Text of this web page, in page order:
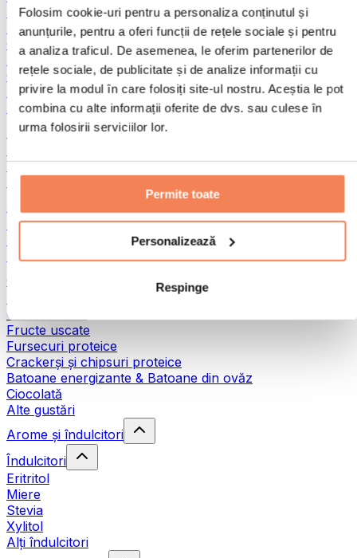
Folosim cookie-uri pentru a personaliza conținutul și
anunțurile, pentru a oferi funcții de rețele sociale și pentru
a analiza traficul. De asemenea, le oferim partenerilor de
rețele sociale, de publicitate și de analize informații cu
privire la modul în care folosiți site-ul nostru. Aceștia le pot
combina cu alte informații oferite de dvs. sau culese în
urma folosirii serviciilor lor.
Permite toate
Personalizează
Respinge
Pește
Alimente gata preparate
Ouă
Pâine și produse de patiserie
Carne
Leguminoase
Alte alimente fitness
Unturi din nuci
Unturi dulci din nuci
Superalimente verzi
Alte superalimente
Gustări proteice
Carne uscată
Fructe uscate
Fursecuri proteice
Crackerși și chipsuri proteice
Batoane energizante & Batoane din ovăz
Ciocolată
Alte gustări
Arome și îndulcitori
Îndulcitori
Eritritol
Miere
Stevia
Xylitol
Alți îndulcitori